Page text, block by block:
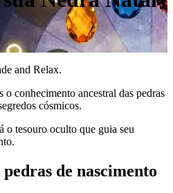
and Relax.
conhecimento ancestral das pedras
cósmicos.
o tesouro oculto que guia seu
de nascimento